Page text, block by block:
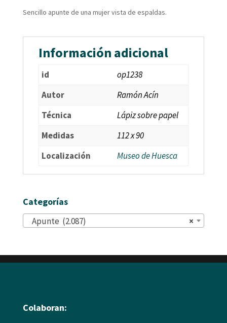
Sencillo apunte de una mujer vista de espaldas.
Información adicional
id
op1238
Autor
Ramón Acín
Técnica
Lápiz sobre papel
Medidas
112 x 90
Localización
Museo de Huesca
Categorías
×
Apunte (2.087)
Colaboran: